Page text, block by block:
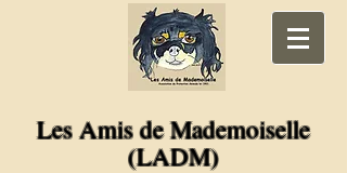
Les Amis de Mademoiselle
(LADM)